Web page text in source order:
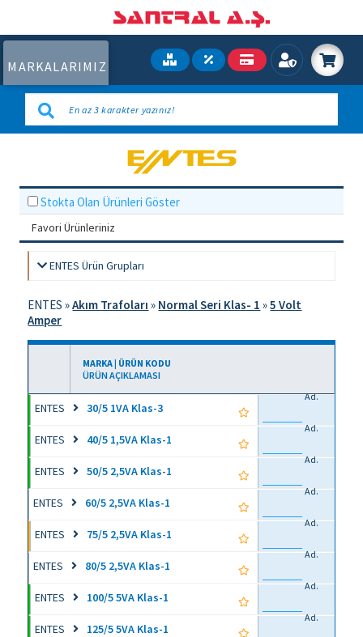
MARKALARIMIZ
Stokta Olan Ürünleri Göster
Favori Ürünleriniz
ENTES Ürün Grupları
ENTES »Akım Trafoları » Normal Seri Klas- 1 »5 Volt
Amper
MARKA | ÜRÜN KODU
ÜRÜN AÇIKLAMASI
ENTES 30/5 1VA Klas-3
Ad.
ENTES 40/5 1,5VA Klas-1
Ad.
ENTES 50/5 2,5VA Klas-1
Ad.
ENTES 60/5 2,5VA Klas-1
Ad.
ENTES 75/5 2,5VA Klas-1
Ad.
ENTES 80/5 2,5VA Klas-1
Ad.
ENTES 100/5 5VA Klas-1
Ad.
ENTES 125/5 5VA Klas-1
Ad.